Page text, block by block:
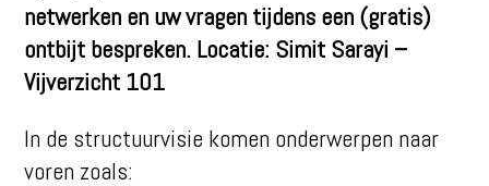
netwerken en uw vragen tijdens een (gratis)
ontbijt bespreken. Locatie: Simit Sarayi –
Vijverzicht 101
In de structuurvisie komen onderwerpen naar
voren zoals: